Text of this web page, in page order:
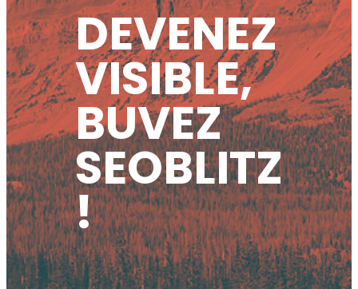
DEVENEZ
VISIBLE,
BUVEZ
SEOBLITZ
!